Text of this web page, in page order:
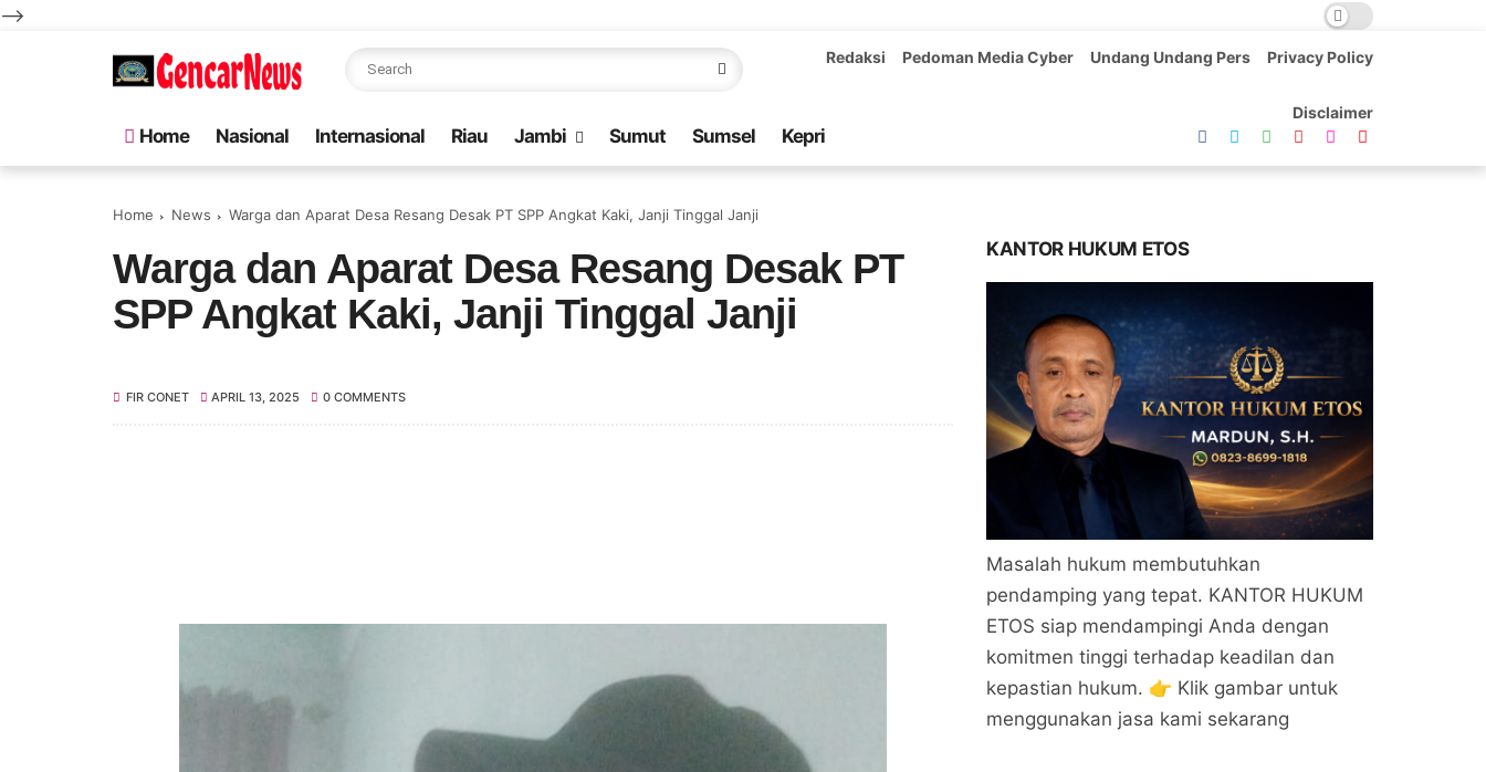
-->
Redaksi Pedoman Media Cyber Undang Undang Pers Privacy Policy
Disclaimer
Home Nasional Internasional Riau Jambi Sumut Sumsel Kepri
Home News Warga dan Aparat Desa Resang Desak PT SPP Angkat Kaki, Janji Tinggal Janji
Warga dan Aparat Desa Resang Desak PT
SPP Angkat Kaki, Janji Tinggal Janji
FIR CONET APRIL 13, 2025 0 COMMENTS
KANTOR HUKUM ETOS
Masalah hukum membutuhkan
pendamping yang tepat. KANTOR HUKUM
ETOS siap mendampingi Anda dengan
komitmen tinggi terhadap keadilan dan
kepastian hukum. 👉 Klik gambar untuk
menggunakan jasa kami sekarang